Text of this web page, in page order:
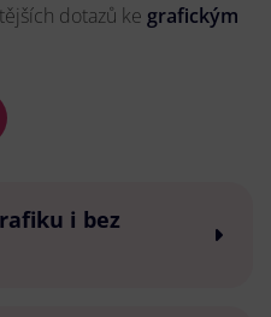
dotazů ke grafickým
i bez